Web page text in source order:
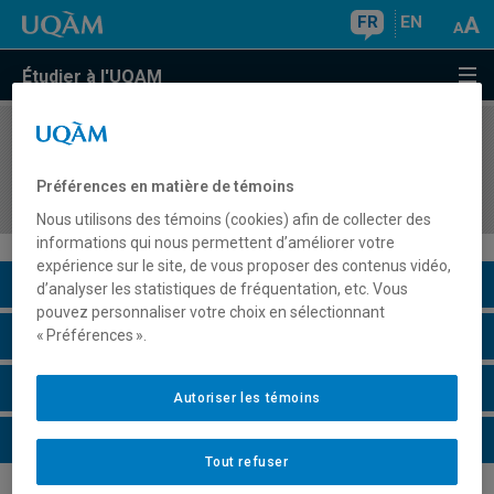
FR EN
Étudier à l'UQAM
COURS//
individus, familles, proches ou groupes
Description du cours
Horaire - Été 2026
Horaire - Automne 2026
Horaire - Hiver 2027
Préférences en matière de témoins
Nous utilisons des témoins (cookies) afin de collecter des
informations qui nous permettent d’améliorer votre
expérience sur le site, de vous proposer des contenus vidéo,
d’analyser les statistiques de fréquentation, etc. Vous
pouvez personnaliser votre choix en sélectionnant
« Préférences ».
Tout refuser
Autoriser les témoins